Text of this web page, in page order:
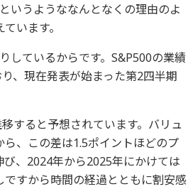
いうようななんとなくの理由のよ
います。
しているからです。S&P500の業績
、現在発表が始まった第2四半期
すると予想されています。バリュ
、この差は1.5ポイントほどのプ
、2024年から2025年にかけては
すから時間の経過とともに割安感